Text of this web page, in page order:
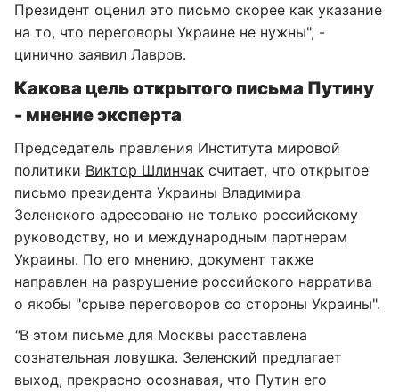
Президент оценил это письмо скорее как указание
на то, что переговоры Украине не нужны", -
цинично заявил Лавров.
Какова цель открытого письма Путину
- мнение эксперта
Председатель правления Института мировой
политики Виктор Шлинчак считает, что открытое
письмо президента Украины Владимира
Зеленского адресовано не только российскому
руководству, но и международным партнерам
Украины. По его мнению, документ также
направлен на разрушение российского нарратива
о якобы "срыве переговоров со стороны Украины".
"В этом письме для Москвы расставлена
сознательная ловушка. Зеленский предлагает
выход, прекрасно осознавая, что Путин его